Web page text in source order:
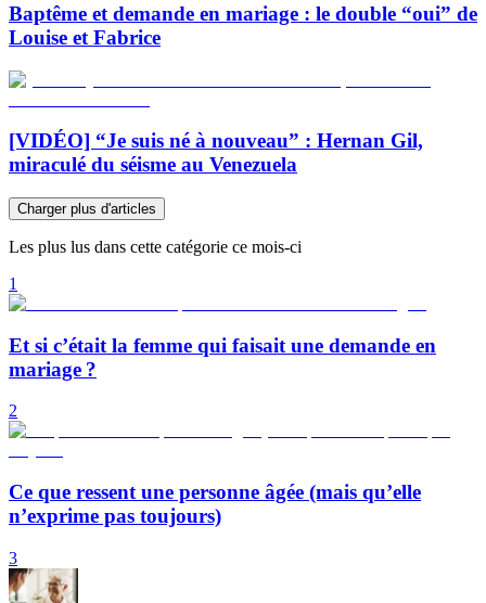
Baptême et demande en mariage : le double “oui” de
Louise et Fabrice
[VIDÉO] “Je suis né à nouveau” : Hernan Gil,
miraculé du séisme au Venezuela
Charger plus d'articles
Les plus lus dans cette catégorie ce mois-ci
1
Et si c’était la femme qui faisait une demande en
mariage ?
2
Ce que ressent une personne âgée (mais qu’elle
n’exprime pas toujours)
3